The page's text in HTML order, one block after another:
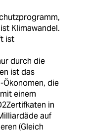
Klimawandel.
ist
durch die
ist das
Ökonomen, die
einem
in
auf
(Gleich